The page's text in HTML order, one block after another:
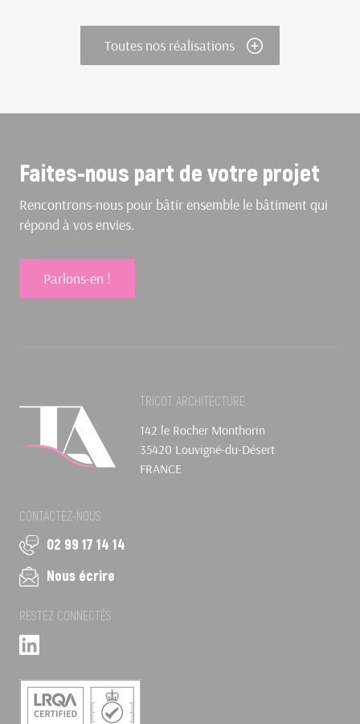
Toutes nos réalisations
Faites-nous part de votre projet
Rencontrons-nous pour bâtir ensemble le bâtiment qui
répond à vos envies.
Parlons-en !
TRICOT ARCHITECTURE
142 le Rocher Monthorin
35420 Louvigné-du-Désert
FRANCE
CONTACTEZ-NOUS
02 99 17 14 14
Nous écrire
RESTEZ CONNECTÉS